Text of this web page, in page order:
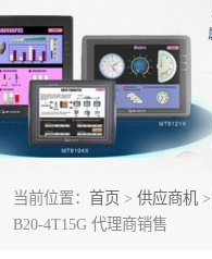
当前位置： 首页 > 供应商机 >
B20-4T15G 代理商销售
闽台永宏PLC
正弦变频器正弦伺服
ABB电流开关
丹佛斯变频器